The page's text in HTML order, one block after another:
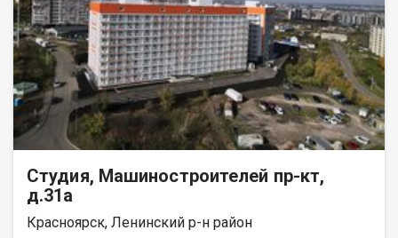
Студия, Машиностроителей пр-кт,
д.31а
Красноярск, Ленинский р-н район